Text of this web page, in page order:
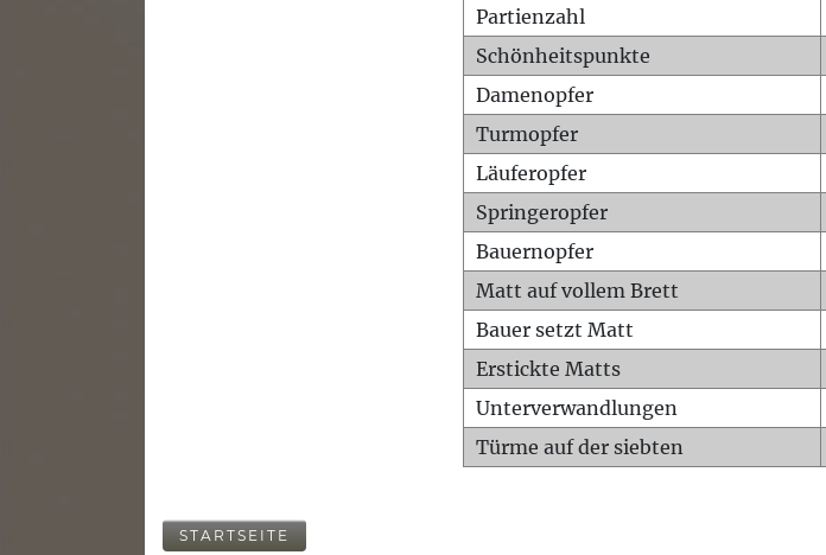
Partienzahl
Schönheitspunkte
Damenopfer
Turmopfer
Läuferopfer
Springeropfer
Bauernopfer
Matt auf vollem Brett
Bauer setzt Matt
Erstickte Matts
Unterverwandlungen
Türme auf der siebten
STARTSEITE